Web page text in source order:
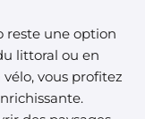
reste une option
littoral ou en
vous profitez